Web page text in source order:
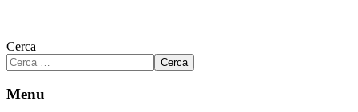
Cerca
Cerca
Menu